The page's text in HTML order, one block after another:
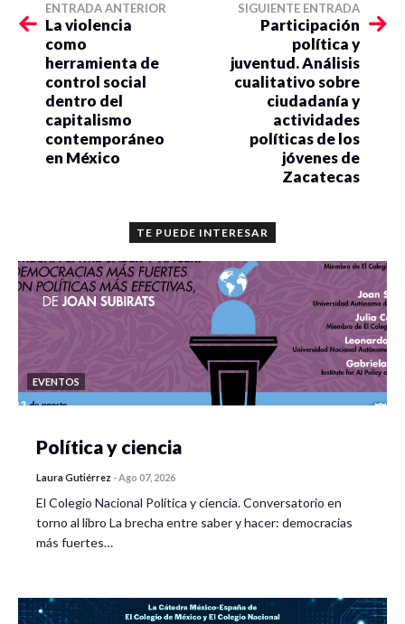
ENTRADA ANTERIOR
La violencia
como
herramienta de
control social
dentro del
capitalismo
contemporáneo
en México
SIGUIENTE ENTRADA
Participación
política y
juventud. Análisis
cualitativo sobre
ciudadanía y
actividades
políticas de los
jóvenes de
Zacatecas
TE PUEDE INTERESAR
EVENTOS
Política y ciencia
Laura Gutiérrez -Ago 07, 2026
El Colegio Nacional Política y ciencia. Conversatorio en
torno al libro La brecha entre saber y hacer: democracias
más fuertes…